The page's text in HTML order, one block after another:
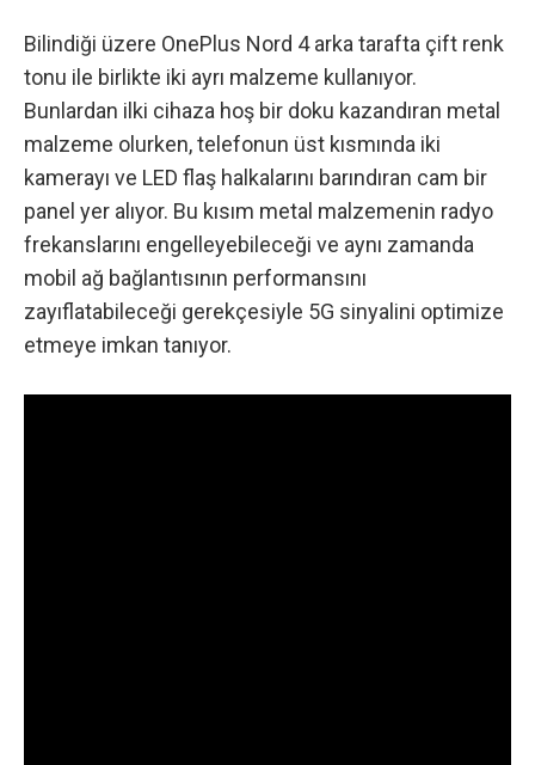
Bilindiği üzere OnePlus Nord 4 arka tarafta çift renk
tonu ile birlikte iki ayrı malzeme kullanıyor.
Bunlardan ilki cihaza hoş bir doku kazandıran metal
malzeme olurken, telefonun üst kısmında iki
kamerayı ve LED flaş halkalarını barındıran cam bir
panel yer alıyor. Bu kısım metal malzemenin radyo
frekanslarını engelleyebileceği ve aynı zamanda
mobil ağ bağlantısının performansını
zayıflatabileceği gerekçesiyle 5G sinyalini optimize
etmeye imkan tanıyor.